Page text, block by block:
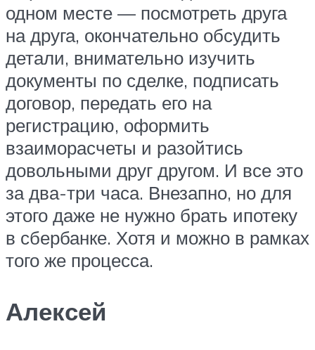
одном месте — посмотреть друга
на друга, окончательно обсудить
детали, внимательно изучить
документы по сделке, подписать
договор, передать его на
регистрацию, оформить
взаиморасчеты и разойтись
довольными друг другом. И все это
за два-три часа. Внезапно, но для
этого даже не нужно брать ипотеку
в сбербанке. Хотя и можно в рамках
того же процесса.
Алексей